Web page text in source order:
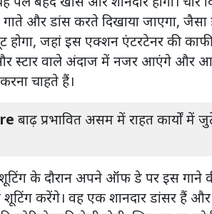
और डांस करते दिखाया जाएगा, जैसा
होगा, जहां इस एक्शन एंटरटेनर की
वाले अंदाज में नजर आएंगे और
चाहते हैं।
बाढ़ प्रभावित असम में राहत कार्यों में
के दौरान अपने ऑफ डे पर इस गाने
करेंगे। वह एक शानदार डांसर हैं और